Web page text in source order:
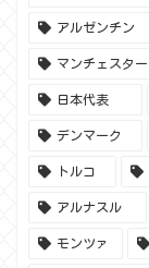
アルゼンチン
マンチェスター
日本代表
デンマーク
トルコ
アルナスル
モンツァ